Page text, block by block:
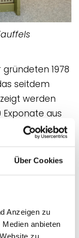
Über Cookies
Anzeigen zu
anbieten
1978
seitdem
werden
aus
der letzten
eine
der
in